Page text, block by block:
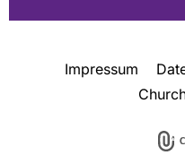
Impressum